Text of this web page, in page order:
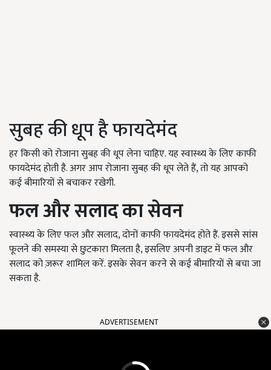
सुबह की धूप है फायदेमंद
हर किसी को रोजाना सुबह की धूप लेना चाहिए. यह स्वास्थ्य के लिए काफी
फायदेमंद होती है. अगर आप रोजाना सुबह की धूप लेते हैं, तो यह आपको
कई बीमारियों से बचाकर रखेगी.
फल और सलाद का सेवन
स्वास्थ्य के लिए फल और सलाद, दोनों काफी फायदेमंद होते हैं. इससे सांस
फूलने की समस्या से छुटकारा मिलता है, इसलिए अपनी डाइट में फल और
सलाद को ज़रूर शामिल करें. इसके सेवन करने से कई बीमारियों से बचा जा
सकता है.
ADVERTISEMENT